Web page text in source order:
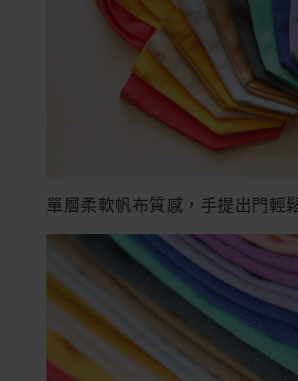
單層柔軟帆布質感，手提出門輕